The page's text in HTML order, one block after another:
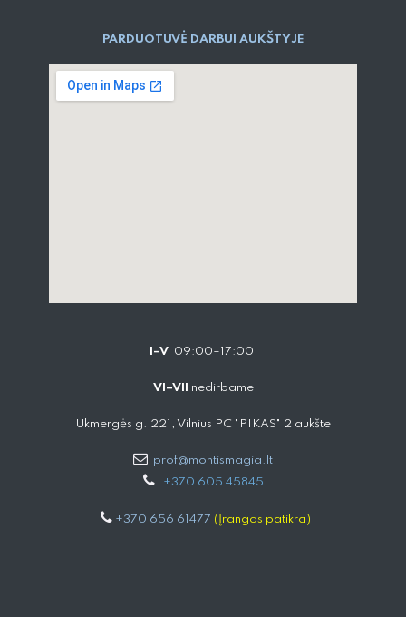
PARDUOTUVĖ DARBUI AUKŠTYJE
I–V 09:00–17:00
VI–VII nedirbame
Ukmergės g. 221, Vilnius PC "PIKAS" 2 aukšte
prof@montismagia.lt
+370 605 4584​5
+370 656 61477 (Įrangos patikra)